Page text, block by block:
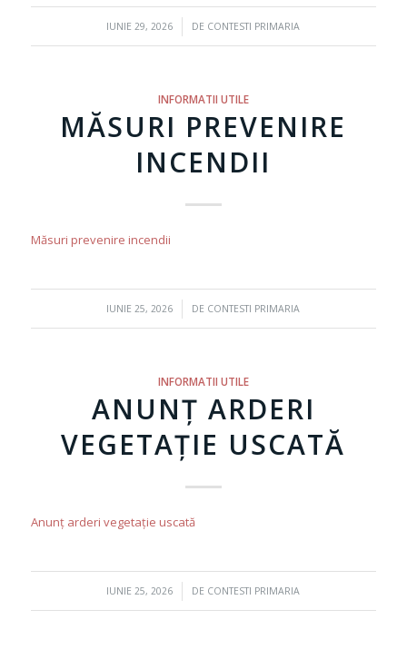
IUNIE 29, 2026
/ DE CONTESTI PRIMARIA
INFORMATII UTILE
MĂSURI PREVENIRE
INCENDII
Măsuri prevenire incendii
IUNIE 25, 2026
/ DE CONTESTI PRIMARIA
INFORMATII UTILE
ANUNȚ ARDERI
VEGETAȚIE USCATĂ
Anunț arderi vegetație uscată
IUNIE 25, 2026
/ DE CONTESTI PRIMARIA